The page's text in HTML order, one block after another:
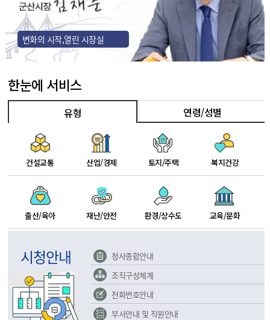
변화의 시작,열린 시장실
한눈에 서비스
유형
건설교통 산업/경제 토지/주택 복지건강
출산/육아 재난/안전 환경/상수도 교육/문화
연령/성별
시청안내
청사종합안내
조직구성체계
전화번호안내
부서안내 및 직원안내